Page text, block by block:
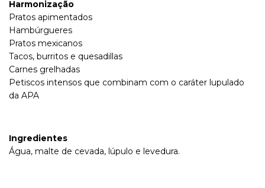
Harmonização
Pratos apimentados
Hambúrgueres
Pratos mexicanos
Tacos, burritos e quesadillas
Carnes grelhadas
Petiscos intensos que combinam com o caráter lupulado
da APA
Ingredientes
Água, malte de cevada, lúpulo e levedura.